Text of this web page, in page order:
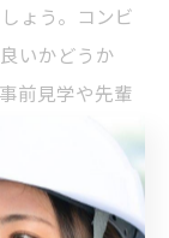
ょう。コンビ
いかどうか
前見学や先輩
境を選びまし